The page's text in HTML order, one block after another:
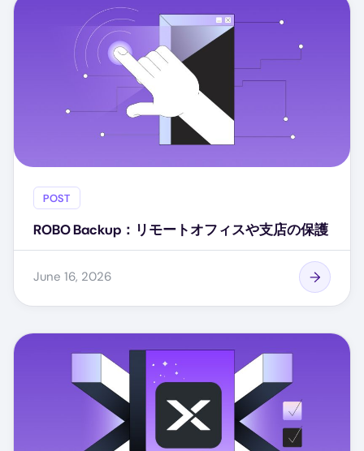
POST
ROBO Backup：リモートオフィスや支店の保護
June 16, 2026